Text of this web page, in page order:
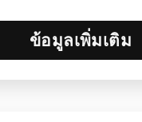
ข้อมูลเพิ่มเติม